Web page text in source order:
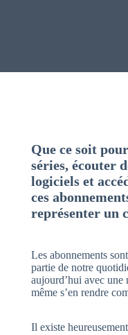
Que ce soit
séries, écouter
logiciels et
ces
représenter un
Les abonnements
partie de notre
aujourd’hui avec une
même s’en rendre
Il existe